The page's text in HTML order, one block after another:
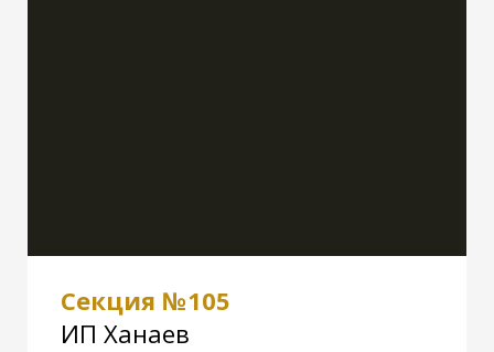
Секция №105
ИП Ханаев